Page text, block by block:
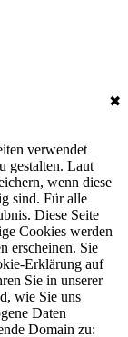
✖
verwendet
gestalten. Laut
wenn diese
sind. Für alle
Diese Seite
Cookies werden
erscheinen. Sie
Erklärung auf
Sie in unserer
wie Sie uns
Daten
Domain zu: